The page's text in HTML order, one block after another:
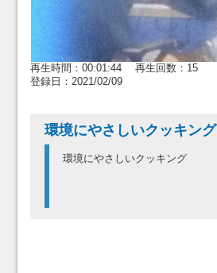
再生時間：00:01:44 再生回数：15
登録日：2021/02/09
環境にやさしいクッキング
環境にやさしいクッキング